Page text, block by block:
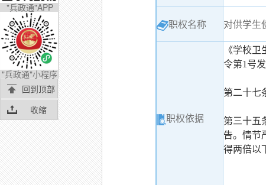
职权名称 对供学生
职权依据
《学校
令第1号
第二十七
第三十五
告。情节
得两倍以
"兵政通"APP
"兵政通"小程序
回到顶部
收缩